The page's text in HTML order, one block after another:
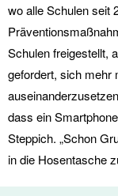
wo alle Schulen seit
Schulen freigestellt,
gefordert, sich mehr
dass ein
Steppich. „Schon
in die Hosentasche